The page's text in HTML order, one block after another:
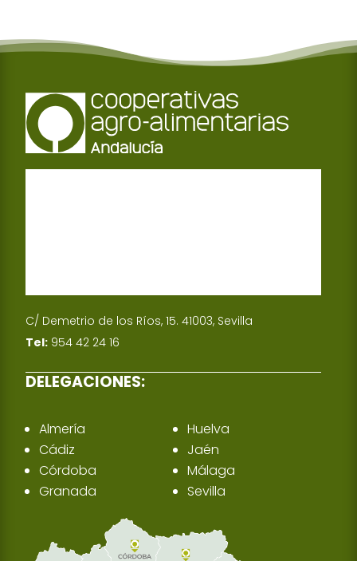
C/ Demetrio de los Ríos, 15. 41003, Sevilla
Tel: 954 42 24 16
DELEGACIONES:
Almería
Cádiz
Córdoba
Granada
Huelva
Jaén
Málaga
Sevilla